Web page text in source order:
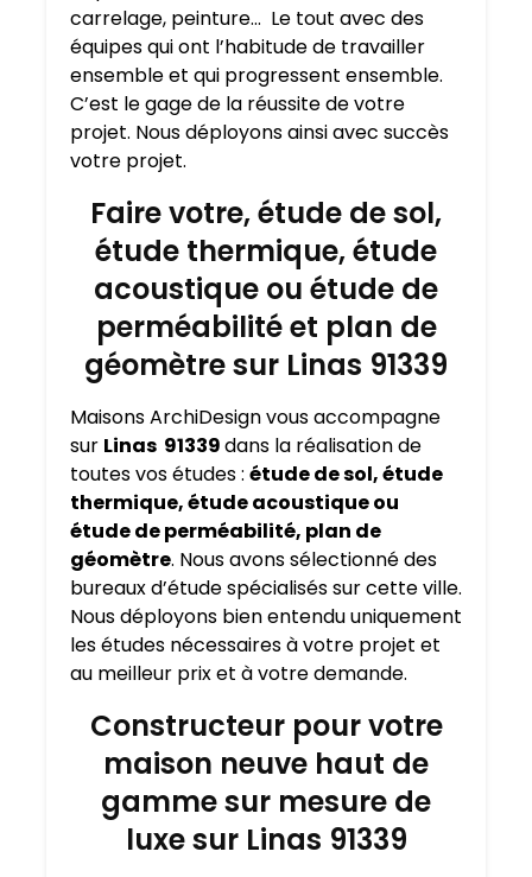
carrelage, peinture… Le tout avec des
équipes qui ont l’habitude de travailler
ensemble et qui progressent ensemble.
C’est le gage de la réussite de votre
projet. Nous déployons ainsi avec succès
votre projet.
Faire votre, étude de sol,
étude thermique, étude
acoustique ou étude de
perméabilité et plan de
géomètre sur Linas 91339
Maisons ArchiDesign vous accompagne
sur Linas 91339dans la réalisation de
toutes vos études : étude de sol, étude
thermique, étude acoustique ou
étude de perméabilité, plan de
géomètre. Nous avons sélectionné des
bureaux d’étude spécialisés sur cette ville.
Nous déployons bien entendu uniquement
les études nécessaires à votre projet et
au meilleur prix et à votre demande.
Constructeur pour votre
maison neuve haut de
gamme sur mesure de
luxe sur Linas 91339